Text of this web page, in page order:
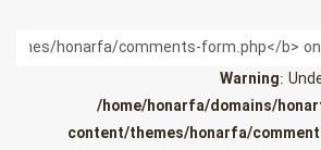
Warning:
/home/honarfa/domains/
content/themes/honarfa/